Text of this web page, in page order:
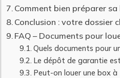
Comment bien préparer
Conclusion : votre dossier
FAQ – Documents pour
Quels documents pour
Le dépôt de garantie
Peut-on louer une box